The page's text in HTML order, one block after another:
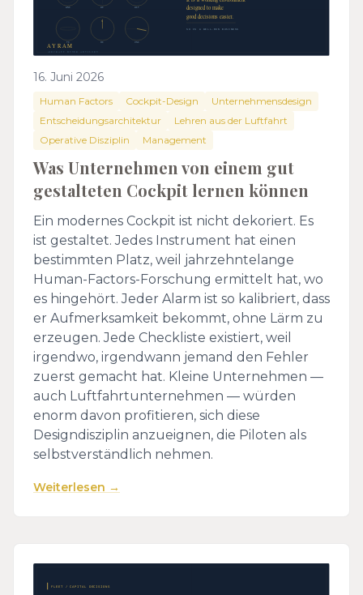
16. Juni 2026
Human Factors Cockpit-Design
Unternehmensdesign
Entscheidungsarchitektur
Lehren aus der Luftfahrt
Operative Disziplin
Management
Was Unternehmen von einem gut
gestalteten Cockpit lernen können
Ein modernes Cockpit ist nicht dekoriert. Es
ist gestaltet. Jedes Instrument hat einen
bestimmten Platz, weil jahrzehntelange
Human-Factors-Forschung ermittelt hat, wo
es hingehört. Jeder Alarm ist so kalibriert, dass
er Aufmerksamkeit bekommt, ohne Lärm zu
erzeugen. Jede Checkliste existiert, weil
irgendwo, irgendwann jemand den Fehler
zuerst gemacht hat. Kleine Unternehmen —
auch Luftfahrtunternehmen — würden
enorm davon profitieren, sich diese
Designdisziplin anzueignen, die Piloten als
selbstverständlich nehmen.
Weiterlesen →